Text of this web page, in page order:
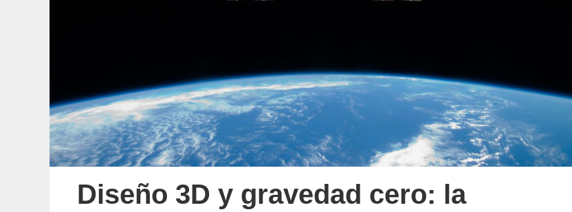
Diseño 3D y gravedad cero: la